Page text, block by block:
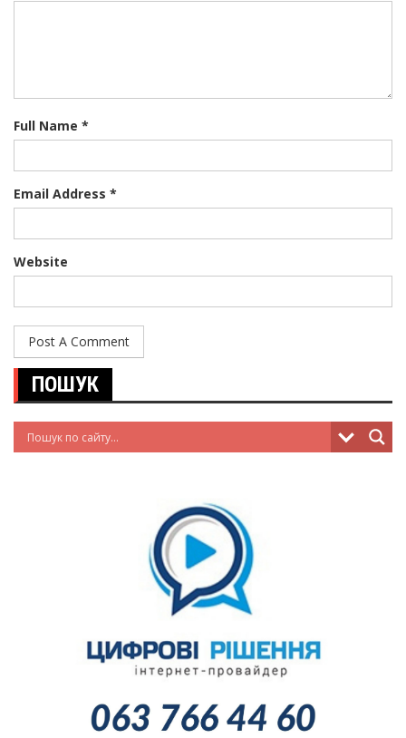
Full Name *
Email Address *
Website
ПОШУК